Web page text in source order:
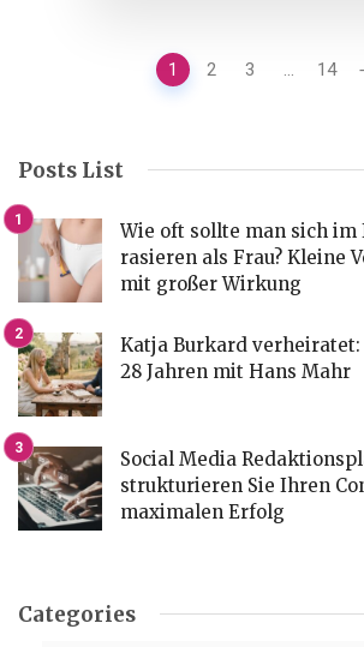
1 2 3 ... 14
Posts List
Wie oft sollte man sich
rasieren als Frau? Kleine
mit großer Wirkung
Katja Burkard
28 Jahren mit Hans Mahr
Social Media
strukturieren Sie Ihren
maximalen Erfolg
Categories